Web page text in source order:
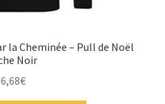
la Cheminée – Pull de Noël
Noir
€